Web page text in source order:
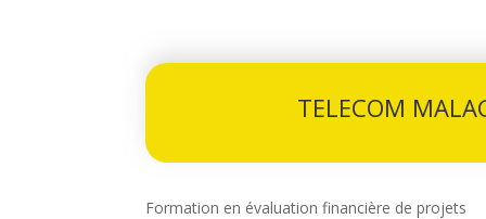
TELECOM
Formation en évaluation financière de projets